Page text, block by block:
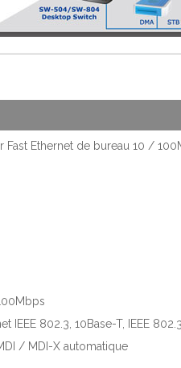
Fast Ethernet de bureau 10 /
IEEE 802.3, 10Base-T, IEEE
/ MDI-X automatique